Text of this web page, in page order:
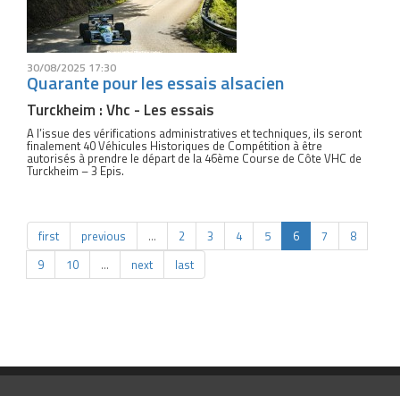
30/08/2025 17:30
Quarante pour les essais alsacien
Turckheim : Vhc - Les essais
A l’issue des vérifications administratives et techniques, ils seront
finalement 40 Véhicules Historiques de Compétition à être
autorisés à prendre le départ de la 46ème Course de Côte VHC de
Turckheim – 3 Epis.
first previous … 2 3 4 5 6 7
8
9
10 … next last